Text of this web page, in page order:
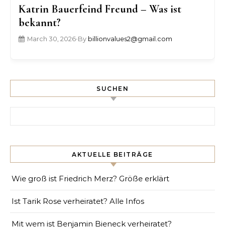
Katrin Bauerfeind Freund – Was ist
bekannt?
March 30, 2026•By billionvalues2@gmail.com
SUCHEN
AKTUELLE BEITRÄGE
Wie groß ist Friedrich Merz? Größe erklärt
Ist Tarik Rose verheiratet? Alle Infos
Mit wem ist Benjamin Bieneck verheiratet?